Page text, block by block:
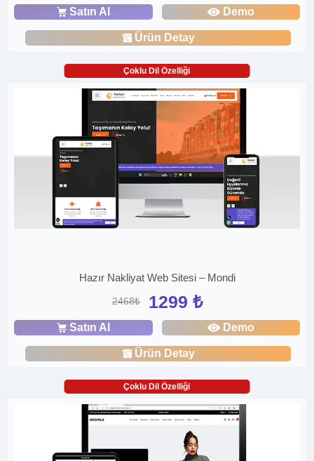
Satın Al Demo
Ürün Detay
Çoklu Dil Özelliği
Hazır Nakliyat Web Sitesi – Mondi
2468₺ 1299 ₺
Satın Al Demo
Ürün Detay
Çoklu Dil Özelliği